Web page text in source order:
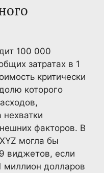
100 000
затратах в 1
критически
которого
нехватки
факторов. В
могла бы
виджетов, если
миллион долларов